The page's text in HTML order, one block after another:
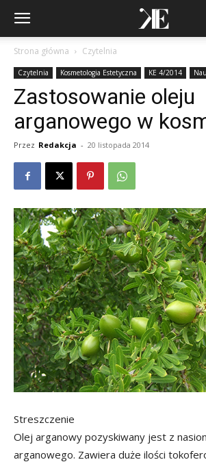
Strona główna Czytelnia
Czytelnia Kosmetologia Estetyczna KE 4/2014
Zastosowanie oleju
arganowego w
Przez Redakcja - 20 listopada 2014
Streszczenie
Olej arganowy pozyskiwany jest z
arganowego. Zawiera duże ilości